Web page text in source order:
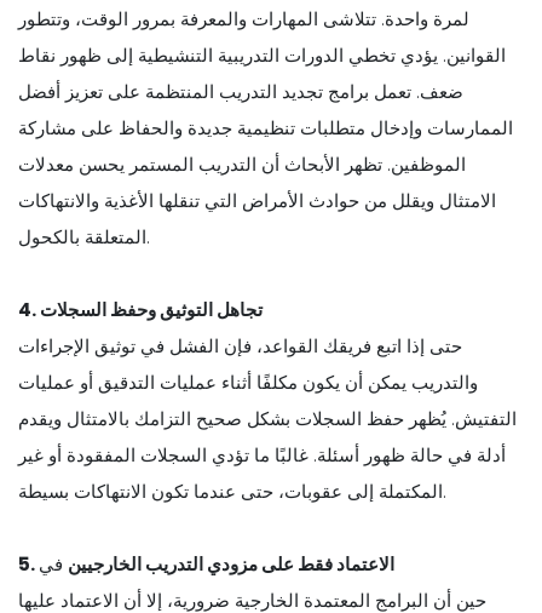
لمرة واحدة. تتلاشى المهارات والمعرفة بمرور الوقت، وتتطور
القوانين. يؤدي تخطي الدورات التدريبية التنشيطية إلى ظهور نقاط
ضعف. تعمل برامج تجديد التدريب المنتظمة على تعزيز أفضل
الممارسات وإدخال متطلبات تنظيمية جديدة والحفاظ على مشاركة
الموظفين. تظهر الأبحاث أن التدريب المستمر يحسن معدلات
الامتثال ويقلل من حوادث الأمراض التي تنقلها الأغذية والانتهاكات
المتعلقة بالكحول.
4. تجاهل التوثيق وحفظ السجلات
حتى إذا اتبع فريقك القواعد، فإن الفشل في توثيق الإجراءات
والتدريب يمكن أن يكون مكلفًا أثناء عمليات التدقيق أو عمليات
التفتيش. يُظهر حفظ السجلات بشكل صحيح التزامك بالامتثال ويقدم
أدلة في حالة ظهور أسئلة. غالبًا ما تؤدي السجلات المفقودة أو غير
المكتملة إلى عقوبات، حتى عندما تكون الانتهاكات بسيطة.
5. الاعتماد فقط على مزودي التدريب الخارجيين في
حين أن البرامج المعتمدة الخارجية ضرورية، إلا أن الاعتماد عليها